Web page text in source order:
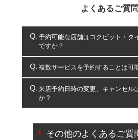
よくあるご質問
予約可能な店舗はコクピット・タ
ですか？
コクピット・タイヤ館のみとなり
複数サービスを予約することは可
複数サービスのご予約は可能です
一部の商品・サービスの組み合わせに
出来ないものもございます。
来店予約日時の変更、キャンセル
か？
ご来店予約日の3営業日前を過ぎて
その他のよくあるご質